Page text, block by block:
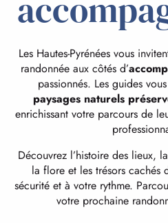
Les Hautes-Pyrénées vous
randonnée aux côtés d’
passionnés. Les guides
paysages naturels
enrichissant votre parcours de
Découvrez l’histoire des lieux,
la flore et les trésors cachés
sécurité et à votre rythme.
votre prochaine